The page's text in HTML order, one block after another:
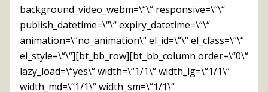
background_video_webm=\“\“ responsive=\“\“
publish_datetime=\“\“ expiry_datetime=\“\“
animation=\“no_animation\“ el_id=\“\“ el_class=\“\“
el_style=\“\“][bt_bb_row][bt_bb_column order=\“0\“
lazy_load=\“yes\“ width=\“1/1\“ width_lg=\“1/1\“
width_md=\“1/1\“ width_sm=\“1/1\“